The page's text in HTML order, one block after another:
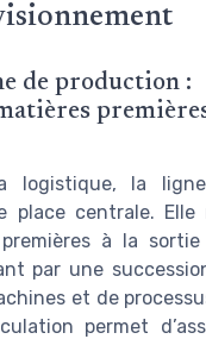
de production :
logistique, la
place centrale. Elle
à la
par une
et de
permet